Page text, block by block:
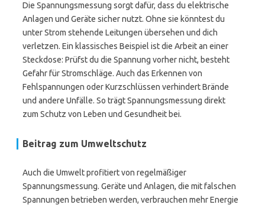
Die Spannungsmessung sorgt dafür, dass du elektrische
Anlagen und Geräte sicher nutzt. Ohne sie könntest du
unter Strom stehende Leitungen übersehen und dich
verletzen. Ein klassisches Beispiel ist die Arbeit an einer
Steckdose: Prüfst du die Spannung vorher nicht, besteht
Gefahr für Stromschläge. Auch das Erkennen von
Fehlspannungen oder Kurzschlüssen verhindert Brände
und andere Unfälle. So trägt Spannungsmessung direkt
zum Schutz von Leben und Gesundheit bei.
Beitrag zum Umweltschutz
Auch die Umwelt profitiert von regelmäßiger
Spannungsmessung. Geräte und Anlagen, die mit falschen
Spannungen betrieben werden, verbrauchen mehr Energie